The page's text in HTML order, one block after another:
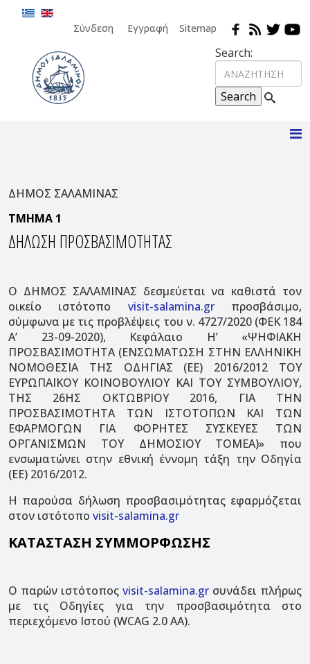
Σύνδεση Εγγραφή Sitemap
Search:
ΔΗΜΟΣ ΣΑΛΑΜΙΝΑΣ
ΤΜΗΜΑ 1
ΔΗΛΩΣΗ ΠΡΟΣΒΑΣΙΜΟΤΗΤΑΣ
Ο ΔΗΜΟΣ ΣΑΛΑΜΙΝΑΣ δεσμεύεται να καθιστά τον
οικείο ιστότοπο visit-salamina.grπροσβάσιμο,
σύμφωνα με τις προβλέψεις του ν. 4727/2020 (ΦΕΚ 184
Α’ 23-09-2020), Κεφάλαιο Η’ «ΨΗΦΙΑΚΗ
ΠΡΟΣΒΑΣΙΜΟΤΗΤΑ (ΕΝΣΩΜΑΤΩΣΗ ΣΤΗΝ ΕΛΛΗΝΙΚΗ
ΝΟΜΟΘΕΣΙΑ ΤΗΣ ΟΔΗΓΙΑΣ (ΕΕ) 2016/2012 ΤΟΥ
ΕΥΡΩΠΑΪΚΟΥ ΚΟΙΝΟΒΟΥΛΙΟΥ ΚΑΙ ΤΟΥ ΣΥΜΒΟΥΛΙΟΥ,
ΤΗΣ 26ΗΣ ΟΚΤΩΒΡΙΟΥ 2016, ΓΙΑ ΤΗΝ
ΠΡΟΣΒΑΣΙΜΟΤΗΤΑ ΤΩΝ ΙΣΤΟΤΟΠΩΝ ΚΑΙ ΤΩΝ
ΕΦΑΡΜΟΓΩΝ ΓΙΑ ΦΟΡΗΤΕΣ ΣΥΣΚΕΥΕΣ ΤΩΝ
ΟΡΓΑΝΙΣΜΩΝ ΤΟΥ ΔΗΜΟΣΙΟΥ ΤΟΜΕΑ)» που
ενσωματώνει στην εθνική έννομη τάξη την Οδηγία
(ΕΕ) 2016/2012.
Η παρούσα δήλωση προσβασιμότητας εφαρμόζεται
στον ιστότοπο visit-salamina.gr
ΚΑΤΑΣΤΑΣΗ ΣΥΜΜΟΡΦΩΣΗΣ
Ο παρών ιστότοπος visit-salamina.gr συνάδει πλήρως
με τις Οδηγίες για την προσβασιμότητα στο
περιεχόμενο Ιστού (WCAG 2.0 ΑΑ).